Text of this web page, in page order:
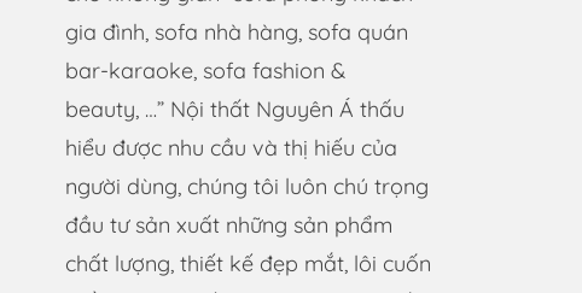
gia đình, sofa nhà hàng, sofa quán
bar-karaoke, sofa fashion &
beauty, …” Nội thất Nguyên Á thấu
hiểu được nhu cầu và thị hiếu của
người dùng, chúng tôi luôn chú trọng
đầu tư sản xuất những sản phẩm
chất lượng, thiết kế đẹp mắt, lôi cuốn